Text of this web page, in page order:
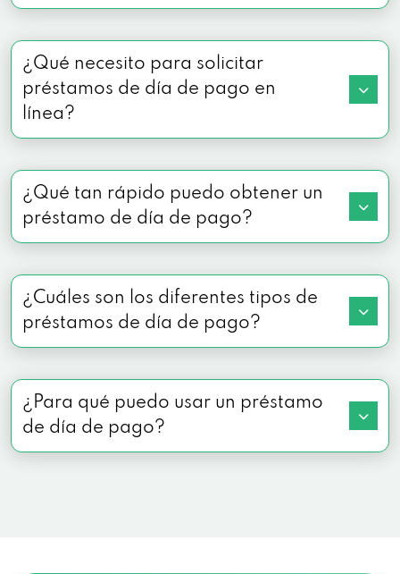
Check Into Cash
1432 E Geneva St # D, Delavan, WI 53115
129 W Sunset Dr, Waukesha, WI 53189
2715 S 108th St, West Allis, WI 53227
5201 Washington Ave # L, Mt Pleasant, WI
53406
2811 Milton Ave # 150, Janesville, WI 53545
1626 N Spring St # 2, Beaver Dam, WI
¿Qué necesito para solicitar
préstamos de día de pago en
línea?
¿Qué tan rápido puedo obtener un
préstamo de día de pago?
¿Cuáles son los diferentes tipos de
préstamos de día de pago?
¿Para qué puedo usar un préstamo
de día de pago?